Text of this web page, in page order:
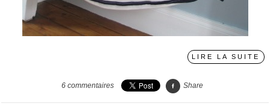
LIRE LA SUITE
6 commentaires Share